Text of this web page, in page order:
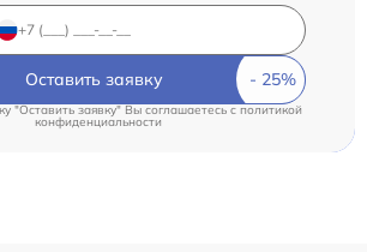
Оставить заявку
"Оставить заявку" Вы соглашаетесь cполитикой
конфиденциальности